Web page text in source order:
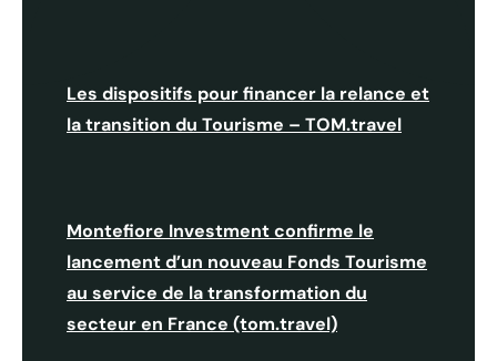
Les dispositifs pour financer la relance et
la transition du Tourisme – TOM.travel
Montefiore Investment confirme le
lancement d’un nouveau Fonds Tourisme
au service de la transformation du
secteur en France (tom.travel)